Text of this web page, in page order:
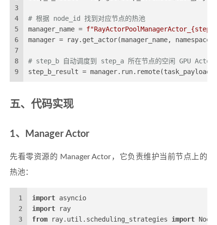
3
4
5
6
7
8
9
# 根据 node_id 找到对应节点的热池
manager_name = f"RayActorPoolManagerActor_
manager = ray.get_actor(manager_name, namespace=
# step_b 自动调度到 step_a 所在节点的空闲 GPU Actor
step_b_result =
五、代码实现
1、Manager Actor
先看零资源的 Manager Actor，它负责维护当前节点上的
热池：
1
2
3
import asyncio
import ray
from ray.util.scheduling_strategies import